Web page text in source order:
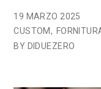
19 MARZO 2025
CUSTOM
BY DIDUEZERO